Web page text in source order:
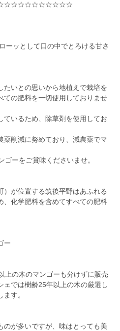
ーッとして口の中でとろける甘さ
たいとの思いから地植えで栽培を
ての肥料を一切使用しておりませ
ているため、除草剤を使用してお
薬削減に努めており、減農薬でマ
ーをご賞味くださいませ。
）が位置する筑後平野はあふれる
、化学肥料を含めてすべての肥料
ー
上の木のマンゴーも分けずに販売
ェでは樹齢25年以上の木の厳選し
す。
のが多いですが、味はとっても美